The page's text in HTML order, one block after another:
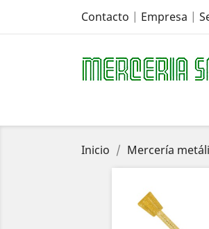
Contacto | Empresa |
Inicio Mercería